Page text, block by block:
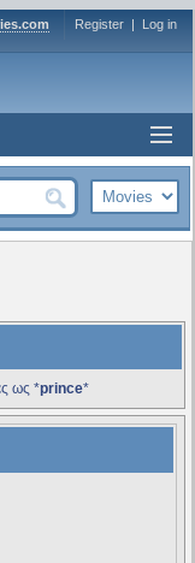
Register | Log in
ως *prince*